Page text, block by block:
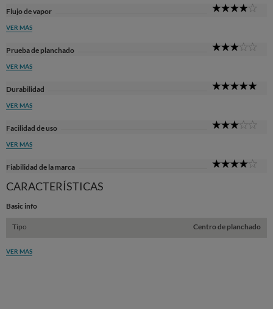
Flujo de vapor
VER MÁS
Prueba de planchado
VER MÁS
Durabilidad
VER MÁS
Facilidad de uso
VER MÁS
Fiabilidad de la marca
CARACTERÍSTICAS
Basic info
Tipo Centro de planchado
VER MÁS